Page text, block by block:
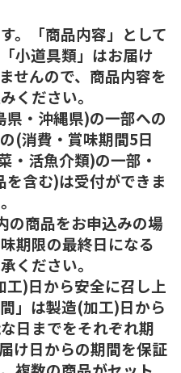
。「商品内容」として
小道具類」はお届け
せんので、商品内容を
ください。
・沖縄県)の一部への
(消費・賞味期間5日
・活魚介類)の一部・
含む)は受付ができま
商品をお申込みの場
期限の最終日になる
ください。
)日から安全に召し上
」は製造(加工)日から
日までをそれぞれ期
け日からの期間を保証